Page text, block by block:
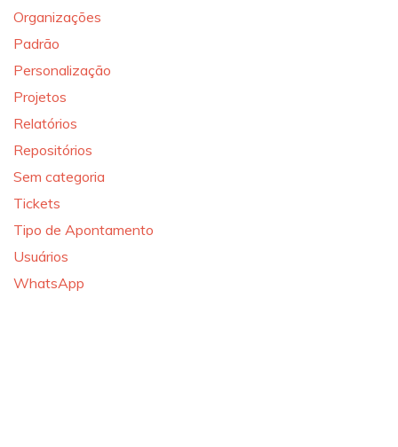
Organizações
Padrão
Personalização
Projetos
Relatórios
Repositórios
Sem categoria
Tickets
Tipo de Apontamento
Usuários
WhatsApp